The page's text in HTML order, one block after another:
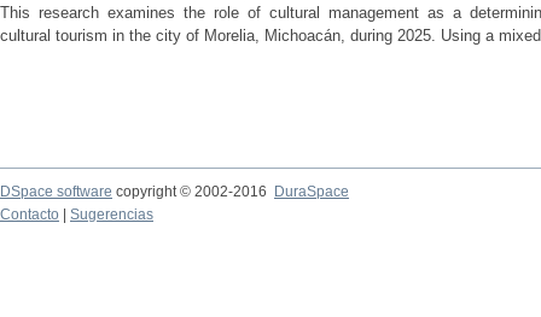
This research examines the role of cultural management as a
cultural tourism in the city of Morelia, Michoacán, during 2025. Using a
DSpace software copyright © 2002-2016
DuraSpace
Contacto
Sugerencias